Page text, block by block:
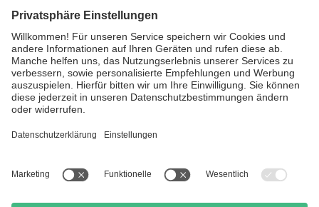
SOS
Produkte
Gesundheitsratgeber
Service / Kontakt
Über uns
SHOP